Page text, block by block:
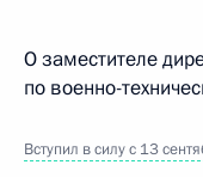
О заместителе
по военно-
Вступил в силу с 13